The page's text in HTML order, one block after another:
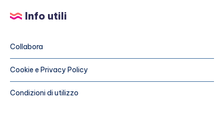
in
Info utili
Collabora
Cookie e Privacy Policy
Condizioni di utilizzo